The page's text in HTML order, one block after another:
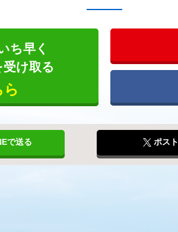
ち早く
受け取る
ら
で送る ポスト